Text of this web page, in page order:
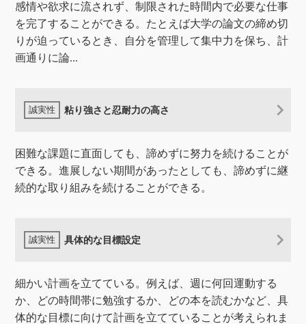
感情や欲求に流されず、制限された時間内で必要な仕事
を完了することができる。たとえば大学の論文の締め切
りが迫っているとき、自分を管理して集中力を保ち、計
画通りに論...
粘り強さと忍耐力の高さ
困難な課題に直面しても、諦めずに努力を続けることが
できる。進展しない期間があったとしても、諦めずに継
続的な取り組みを続けることができる。
具体的な目標設定
細かい計画を立てている。例えば、週に何回運動する
か、どの時間帯に勉強するか、どの本を読むかなど、具
体的な目標に向けて計画を立てていることが考えられま